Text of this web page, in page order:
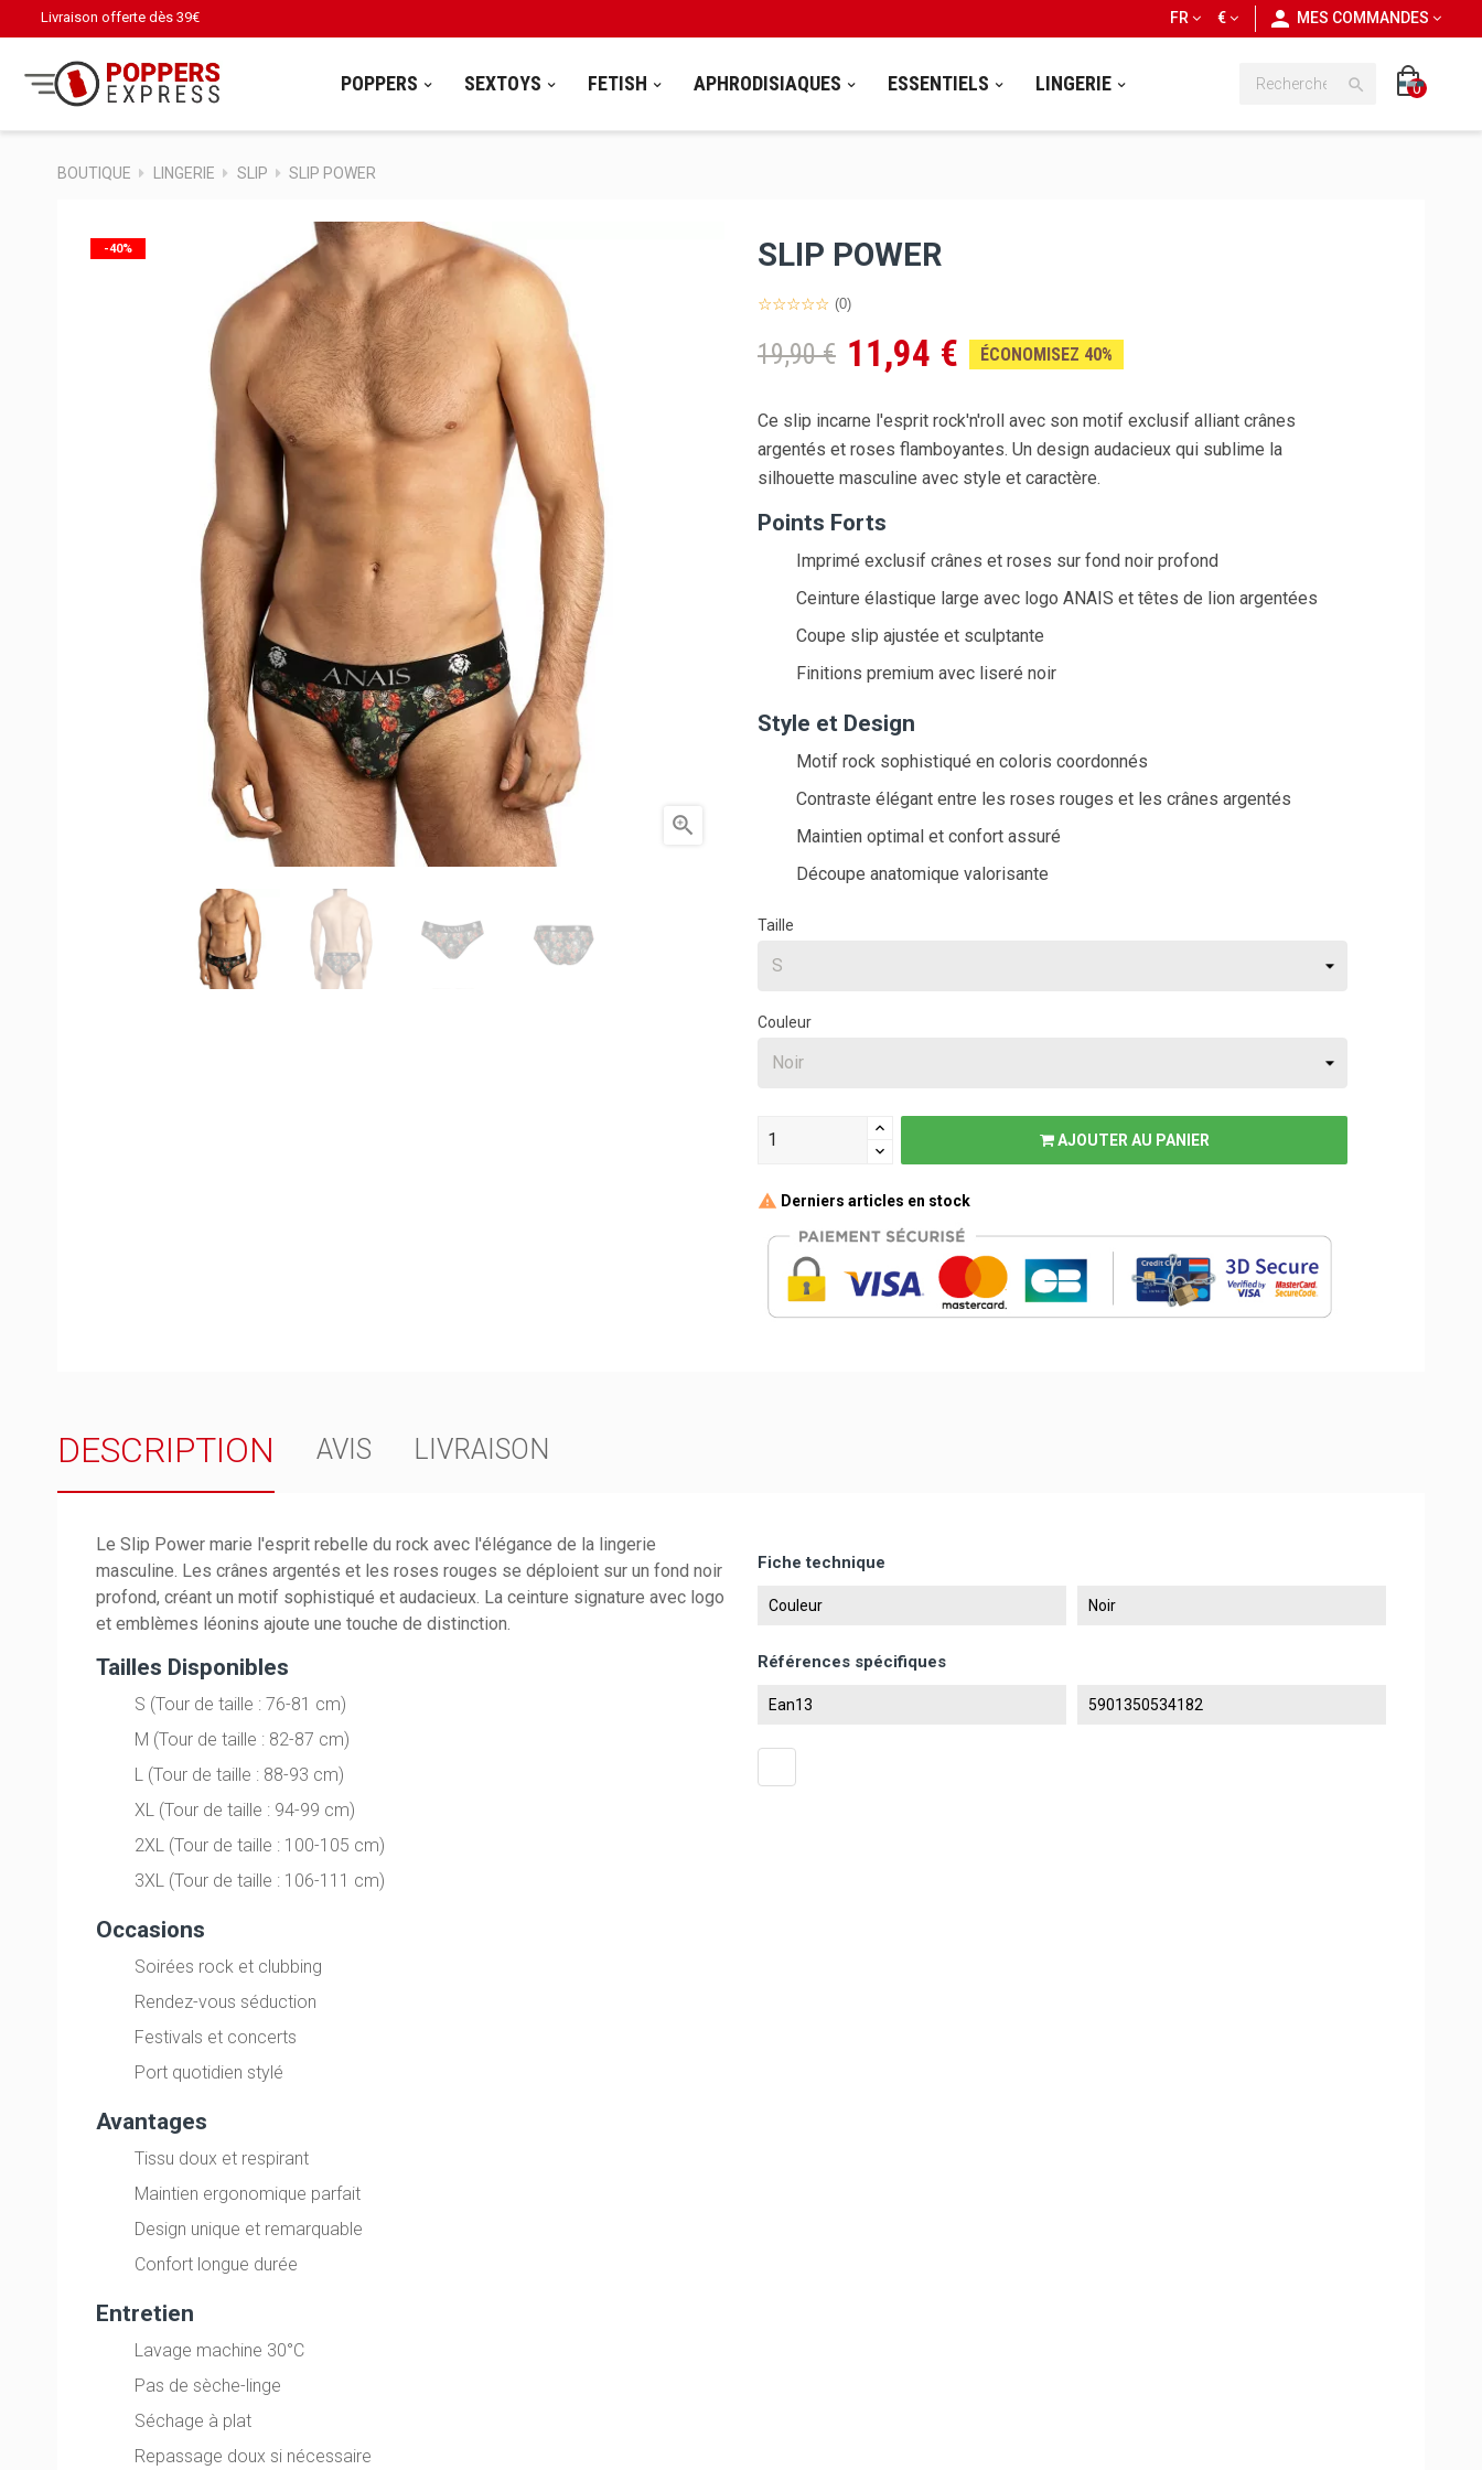
Livraison offerte dès 39€ personnMES COMMANDES
€
FR
POPPERS SEXTOYS FETISH APHRODISIAQUES ESSENTIELS LINGERIE  0
BOUTIQUE LINGERIE SLIP SLIP POWER
-40%

SLIP POWER
(0)
19,90 € 11,94 € ÉCONOMISEZ 40%
Ce slip incarne l'esprit rock'n'roll avec son motif exclusif alliant crânes
argentés et roses flamboyantes. Un design audacieux qui sublime la
silhouette masculine avec style et caractère.
Points Forts
Imprimé exclusif crânes et roses sur fond noir profond
Ceinture élastique large avec logo ANAIS et têtes de lion argentées
Coupe slip ajustée et sculptante
Finitions premium avec liseré noir
Style et Design
Motif rock sophistiqué en coloris coordonnés
Contraste élégant entre les roses rouges et les crânes argentés
Maintien optimal et confort assuré
Découpe anatomique valorisante
Taille
Couleur
AJOUTER AU PANIER
Derniers articles en stock
DESCRIPTION AVIS LIVRAISON
Le Slip Power marie l'esprit rebelle du rock avec l'élégance de la lingerie
masculine. Les crânes argentés et les roses rouges se déploient sur un fond noir
profond, créant un motif sophistiqué et audacieux. La ceinture signature avec logo
et emblèmes léonins ajoute une touche de distinction.
Tailles Disponibles
S (Tour de taille : 76-81 cm)
M (Tour de taille : 82-87 cm)
L (Tour de taille : 88-93 cm)
XL (Tour de taille : 94-99 cm)
2XL (Tour de taille : 100-105 cm)
3XL (Tour de taille : 106-111 cm)
Occasions
Soirées rock et clubbing
Rendez-vous séduction
Festivals et concerts
Port quotidien stylé
Avantages
Tissu doux et respirant
Maintien ergonomique parfait
Design unique et remarquable
Confort longue durée
Entretien
Lavage machine 30°C
Pas de sèche-linge
Séchage à plat
Repassage doux si nécessaire
Fiche technique
Couleur Noir
Références spécifiques
Ean13 5901350534182